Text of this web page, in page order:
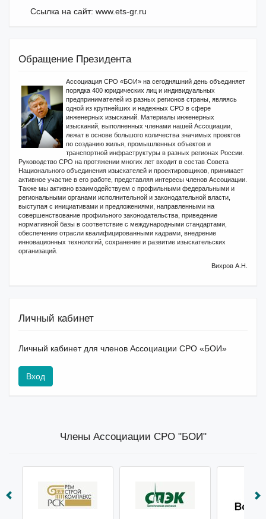
Ссылка на сайт: www.ets-gr.ru
Обращение Президента
Ассоциация СРО «БОИ» на сегодняшний день объединяет
порядка 400 юридических лиц и индивидуальных
предпринимателей из разных регионов страны, являясь
одной из крупнейших и надежных СРО в сфере
инженерных изысканий. Материалы инженерных
изысканий, выполненных членами нашей Ассоциации,
лежат в основе большого количества значимых проектов
по созданию жилья, промышленных объектов и
транспортной инфраструктуры в разных регионах России.
Руководство СРО на протяжении многих лет входит в состав Совета
Национального объединения изыскателей и проектировщиков, принимает
активное участие в его работе, представляя интересы членов Ассоциации.
Также мы активно взаимодействуем с профильными федеральными и
региональными органами исполнительной и законодательной власти,
выступая с инициативами и предложениями, направленными на
совершенствование профильного законодательства, приведение
нормативной базы в соответствие с международными стандартами,
обеспечение отрасли квалифицированными кадрами, внедрение
инновационных технологий, сохранение и развитие изыскательских
организаций.
Вихров А.Н.
Личный кабинет
Личный кабинет для членов Ассоциации СРО «БОИ»
Вход
Члены Ассоциации СРО "БОИ"